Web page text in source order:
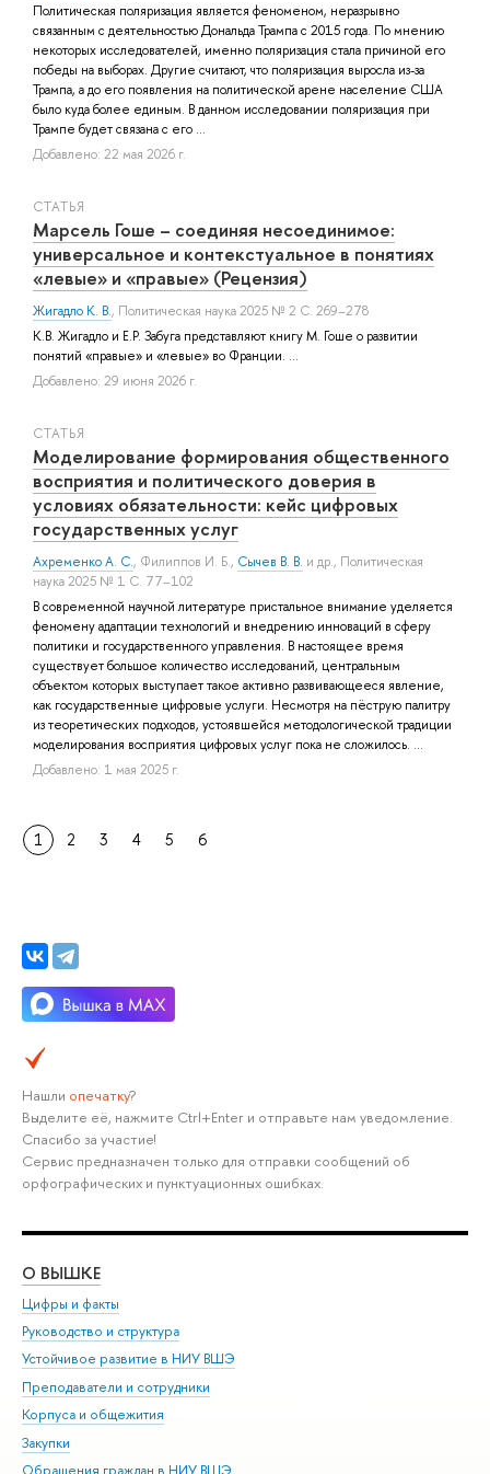
Политическая поляризация является феноменом, неразрывно
связанным с деятельностью Дональда Трампа с 2015 года. По мнению
некоторых исследователей, именно поляризация стала причиной его
победы на выборах. Другие считают, что поляризация выросла из-за
Трампа, а до его появления на политической арене население США
было куда более единым. В данном исследовании поляризация при
Трампе будет связана с его ...
Добавлено: 22 мая 2026 г.
СТАТЬЯ
Марсель Гоше – соединяя несоединимое:
универсальное и контекстуальное в понятиях
«левые» и «правые» (Рецензия)
Жигадло К. В., Политическая наука 2025 № 2 С. 269–278
К.В. Жигадло и Е.Р. Забуга представляют книгу М. Гоше о развитии
понятий «правые» и «левые» во Франции. ...
Добавлено: 29 июня 2026 г.
СТАТЬЯ
Моделирование формирования общественного
восприятия и политического доверия в
условиях обязательности: кейс цифровых
государственных услуг
Ахременко А. С., Филиппов И. Б., Сычев В. В. и др., Политическая
наука 2025 № 1 С. 77–102
В современной научной литературе пристальное внимание уделяется
феномену адаптации технологий и внедрению инноваций в сферу
политики и государственного управления. В настоящее время
существует большое количество исследований, центральным
объектом которых выступает такое активно развивающееся явление,
как государственные цифровые услуги. Несмотря на пёструю палитру
из теоретических подходов, устоявшейся методологической традиции
моделирования восприятия цифровых услуг пока не сложилось. ...
Добавлено: 1 мая 2025 г.
1 2 3 4 5 6
Нашли опечатку?
Выделите её, нажмите Ctrl+Enter и отправьте нам уведомление.
Спасибо за участие!
Сервис предназначен только для отправки сообщений об
орфографических и пунктуационных ошибках.
О ВЫШКЕ
Цифры и факты
Руководство и структура
Устойчивое развитие в НИУ ВШЭ
Преподаватели и сотрудники
Корпуса и общежития
Закупки
Обращения граждан в НИУ ВШЭ